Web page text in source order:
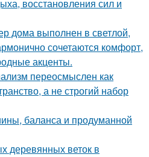
восстановления сил и
дома выполнен в светлой,
сочетаются комфорт,
акценты.
переосмыслен как
а не строгий набор
баланса и продуманной
деревянных веток в